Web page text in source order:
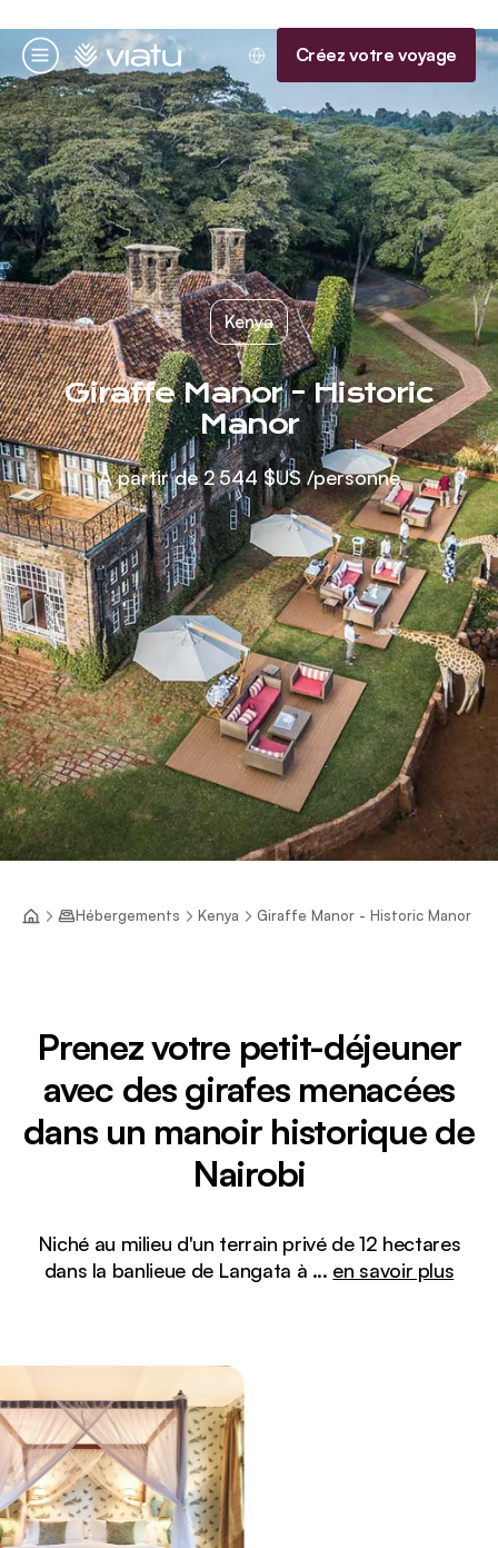
Menu
Accueil Créez votre voyage
Kenya
Giraffe Manor - Historic
Manor
À partir de2 544 $US/personne
Hébergements Kenya Giraffe Manor - Historic Manor
Prenez votre petit-déjeuner
avec des girafes menacées
dans un manoir historique de
Nairobi
Niché au milieu d'un terrain privé de 12 hectares
dans la banlieue de Langata à ... en savoir plus